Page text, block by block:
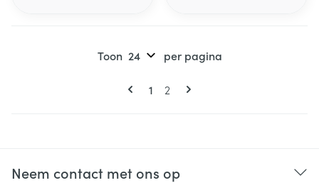
Pagina's
U lees momenteel pagina
1 Pagina
2
Toon per pagina
Neem contact met ons op